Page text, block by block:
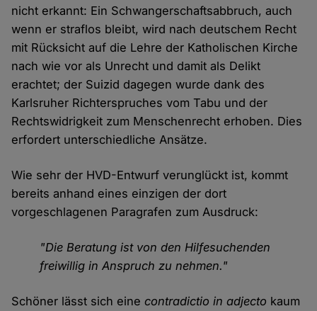
nicht erkannt: Ein Schwangerschaftsabbruch, auch
wenn er straflos bleibt, wird nach deutschem Recht
mit Rücksicht auf die Lehre der Katholischen Kirche
nach wie vor als Unrecht und damit als Delikt
erachtet; der Suizid dagegen wurde dank des
Karlsruher Richterspruches vom Tabu und der
Rechtswidrigkeit zum Menschenrecht erhoben. Dies
erfordert unterschiedliche Ansätze.
Wie sehr der HVD-Entwurf verunglückt ist, kommt
bereits anhand eines einzigen der dort
vorgeschlagenen Paragrafen zum Ausdruck:
"Die Beratung ist von den Hilfesuchenden
freiwillig in Anspruch zu nehmen."
Schöner lässt sich einecontradictio in adjecto kaum